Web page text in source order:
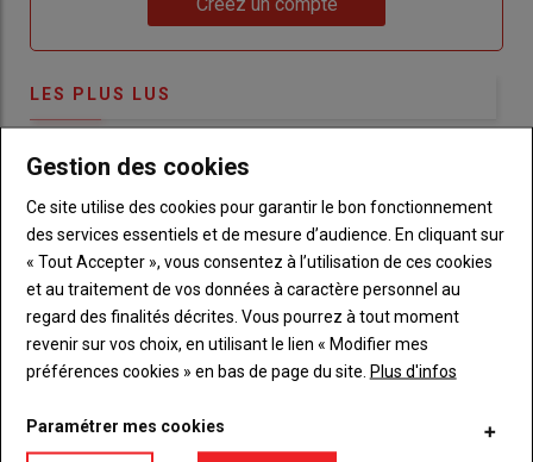
LES PLUS LUS
Gestion des cookies
Ce site utilise des cookies pour garantir le bon fonctionnement
des services essentiels et de mesure d’audience. En cliquant sur
« Tout Accepter », vous consentez à l’utilisation de ces cookies
et au traitement de vos données à caractère personnel au
regard des finalités décrites. Vous pourrez à tout moment
revenir sur vos choix, en utilisant le lien « Modifier mes
préférences cookies » en bas de page du site. Plus d'infos
Paramétrer mes cookies